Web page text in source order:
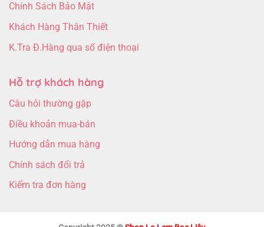
Chính Sách Bảo Mật
Khách Hàng Thân Thiết
K.Tra Đ.Hàng qua số điện thoại
Hỗ trợ khách hàng
Câu hỏi thường gặp
Điều khoản mua-bán
Hướng dẫn mua hàng
Chính sách đổi trả
Kiểm tra đơn hàng